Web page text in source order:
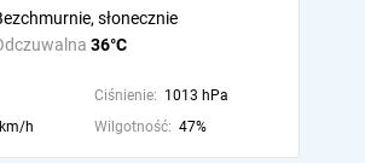
36°C
słonecznie
Ciśnienie: 1013 hPa
h Wilgotność: 47%